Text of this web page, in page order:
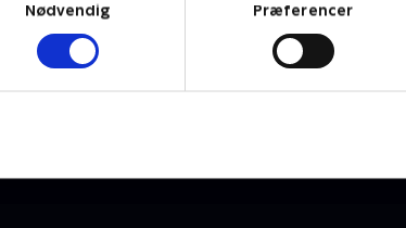
Nødvendig
Præferencer